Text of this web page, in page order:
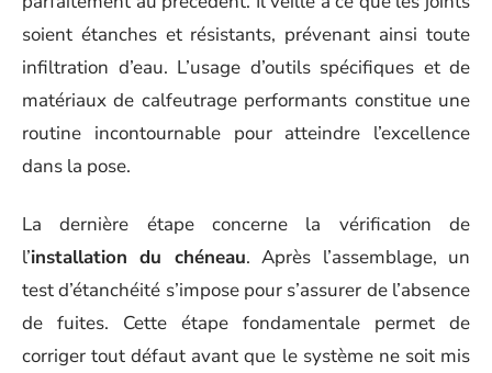
soient étanches et résistants, prévenant ainsi toute
infiltration d’eau. L’usage d’outils spécifiques et de
matériaux de calfeutrage performants constitue une
routine incontournable pour atteindre l’excellence
dans la pose.
La dernière étape concerne la vérification de
l’installation du chéneau. Après l’assemblage, un
test d’étanchéité s’impose pour s’assurer de l’absence
de fuites. Cette étape fondamentale permet de
corriger tout défaut avant que le système ne soit mis